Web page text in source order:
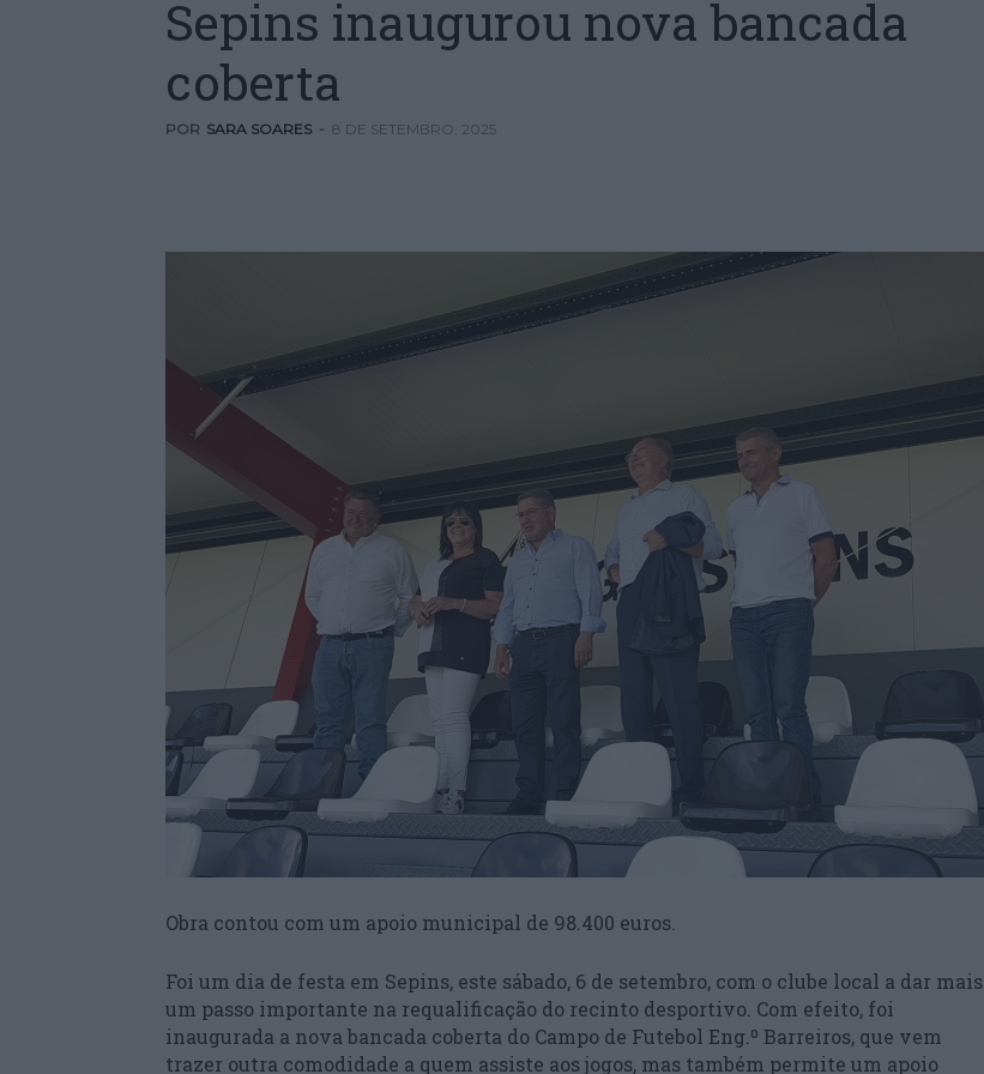
Sepins inaugurou nova bancada
coberta
POR SARA SOARES - 8 DE SETEMBRO, 2025
Obra contou com um apoio municipal de 98.400 euros.
Foi um dia de festa em Sepins, este sábado, 6 de setembro, com o clube local a dar mais
um passo importante na requalificação do recinto desportivo. Com efeito, foi
inaugurada a nova bancada coberta do Campo de Futebol Eng.º Barreiros, que vem
trazer outra comodidade a quem assiste aos jogos, mas também permite um apoio